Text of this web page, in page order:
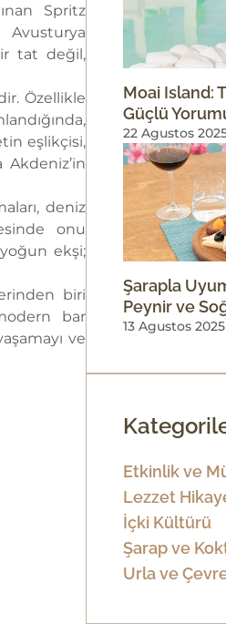
Spritz
tat değil,
Özellikle
eşlikçisi,
deniz
onu
ekşi;
biri
bar
ve
Moai Island:
Güçlü
22 Agustos
Şarapla
Peynir ve
13 Agustos 2025
Etkinlik ve
Lezzet
İçki Kültürü
Şarap ve
Urla ve